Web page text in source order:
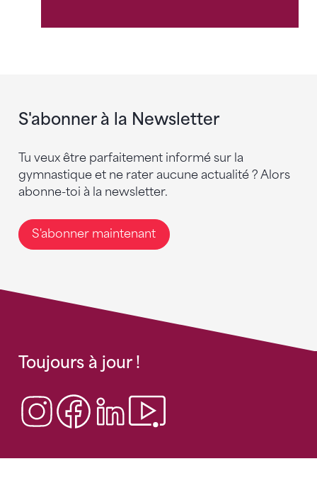
S'abonner à la Newsletter
Tu veux être parfaitement informé sur la
gymnastique et ne rater aucune actualité ? Alors
abonne-toi à la newsletter.
S'abonner maintenant
Toujours à jour !